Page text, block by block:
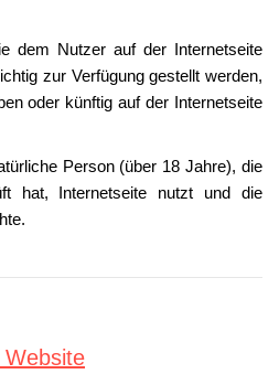
dem Nutzer auf der Internetseite
zur Verfügung gestellt werden,
oder künftig auf der Internetseite
Person (über 18 Jahre), die
hat, Internetseite nutzt und die
Website